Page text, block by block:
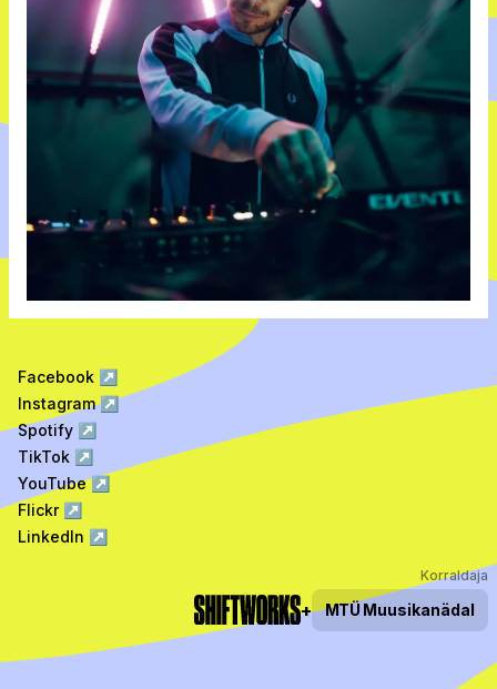
Facebook ↗
Instagram↗
Spotify ↗
TikTok ↗
YouTube↗
Flickr↗
LinkedIn ↗
Korraldaja
+ MTÜ Muusikanädal